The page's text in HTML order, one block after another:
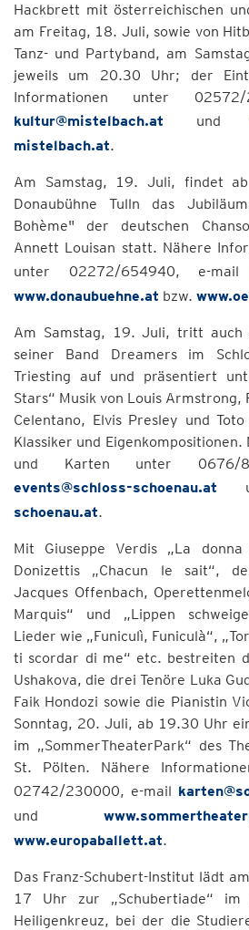
Hackbrett mit österreichischen
am Freitag, 18. Juli, sowie von
Tanz- und Partyband, am
jeweils um 20.30 Uhr; der
Informationen unter 02572/
kultur@mistelbach.at und
mistelbach.at.
Am Samstag, 19. Juli, findet
Donaubühne Tulln das
Bohème" der deutschen
Annett Louisan statt. Nähere
unter 02272/654940, e-mail
www.donaubuehne.at bzw.
Am Samstag, 19. Juli, tritt auch
seiner Band Dreamers im
Triesting auf und präsentiert
Stars“ Musik von Louis Armstrong,
Celentano, Elvis Presley und
Klassiker und
und Karten unter 0676/
events@schloss-schoenau.at
schoenau.at.
Mit Giuseppe Verdis „La
Donizettis „Chacun le sait“,
Jacques Offenbach,
Marquis“ und „Lippen
Lieder wie „Funiculì, Funiculà“,
ti scordar di me“ etc. bestreiten
Ushakova, die drei Tenöre Luka
Faik Hondozi sowie die Pianistin
Sonntag, 20. Juli, ab 19.30 Uhr
im „SommerTheaterPark“ des
St. Pölten. Nähere
02742/230000, e-mail
und
www.europaballett.at.
Das Franz-Schubert-Institut lädt
17 Uhr zur „Schubertiade“ im
Heiligenkreuz, bei der die